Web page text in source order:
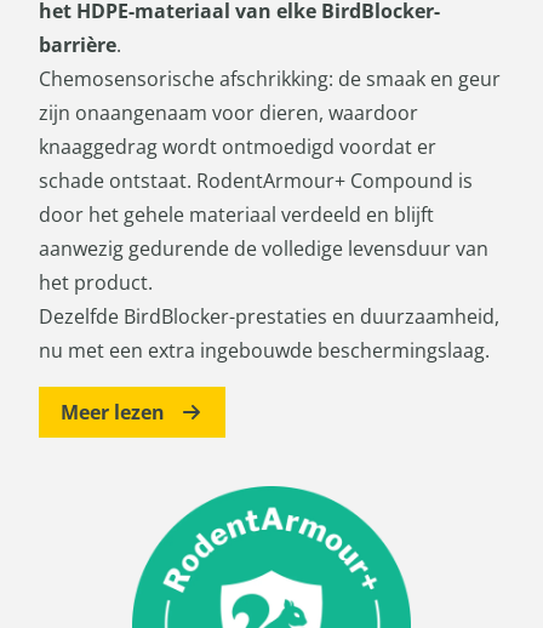
het HDPE-materiaal van elke BirdBlocker-
barrière.
Chemosensorische afschrikking: de smaak en geur
zijn onaangenaam voor dieren, waardoor
knaaggedrag wordt ontmoedigd voordat er
schade ontstaat. RodentArmour+ Compound is
door het gehele materiaal verdeeld en blijft
aanwezig gedurende de volledige levensduur van
het product.
Dezelfde BirdBlocker-prestaties en duurzaamheid,
nu met een extra ingebouwde beschermingslaag.
Meer lezen